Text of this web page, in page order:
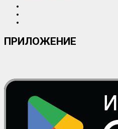
ПРИЛОЖЕНИЕ